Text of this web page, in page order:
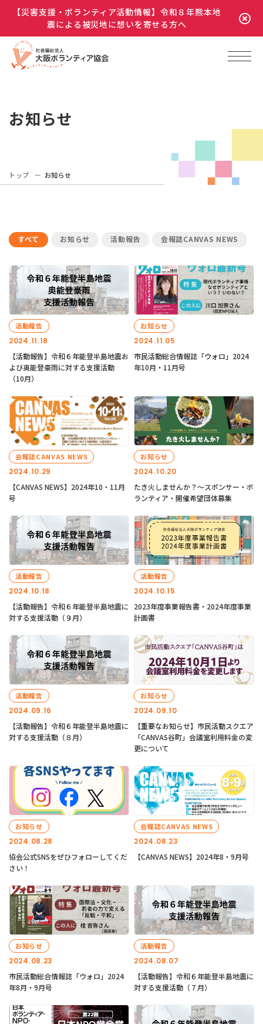
【災害支援・ボランティア活動情報】令和８年熊本地
震による被災地に想いを寄せる方へ
お知らせ
トップ お知らせ
すべて お知らせ 活動報告 会報誌CANVAS NEWS
2024.11.18
活動報告
【活動報告】令和６年能登半島地震お
よび奥能登豪雨に対する支援活動
（10月）
2024.11.05
お知らせ
市民活動総合情報誌「ウォロ」2024
年10月・11月号
2024.10.29
会報誌CANVAS NEWS
【CANVAS NEWS】2024年10・11月
号
2024.10.20
お知らせ
たき火しませんか？～スポンサー・ボ
ランティア・開催希望団体募集
2024.10.18
活動報告
【活動報告】令和６年能登半島地震に
対する支援活動（９月）
2024.10.15
活動報告
2023年度事業報告書・2024年度事業
計画書
2024.09.16
活動報告
【活動報告】令和６年能登半島地震に
対する支援活動（８月）
2024.09.10
お知らせ
【重要なお知らせ】市民活動スクエア
「CANVAS谷町」会議室利用料金の変
更について
2024.08.28
お知らせ
協会公式SNSをぜひフォローしてくだ
さい！
2024.08.23
会報誌CANVAS NEWS
【CANVAS NEWS】2024年8・9月号
2024.08.23
お知らせ
市民活動総合情報誌「ウォロ」2024
年8月・9月号
2024.08.07
活動報告
【活動報告】令和６年能登半島地震に
対する支援活動（７月）